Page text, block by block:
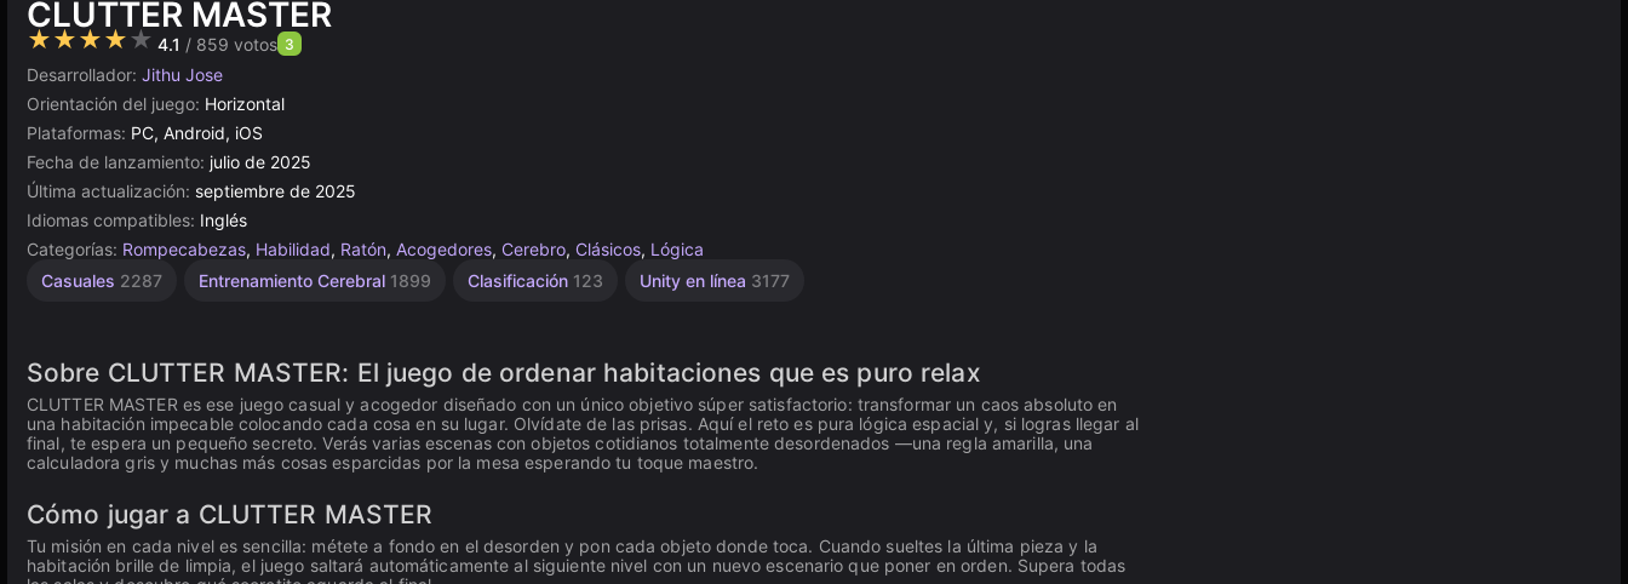
CLUTTER MASTER
★★★★★ 4.1 / 859 votos 3
Desarrollador: Jithu Jose
Orientación del juego: Horizontal
Plataformas: PC, Android, iOS
Fecha de lanzamiento: julio de 2025
Última actualización: septiembre de 2025
Idiomas compatibles: Inglés
Categorías: Rompecabezas, Habilidad, Ratón, Acogedores, Cerebro, Clásicos, Lógica
Casuales 2287 Entrenamiento Cerebral 1899 Clasificación 123 Unity en línea 3177
Sobre CLUTTER MASTER: El juego de ordenar habitaciones que es puro relax
CLUTTER MASTER es ese juego casual y acogedor diseñado con un único objetivo súper satisfactorio: transformar un caos absoluto en
una habitación impecable colocando cada cosa en su lugar. Olvídate de las prisas. Aquí el reto es pura lógica espacial y, si logras llegar al
final, te espera un pequeño secreto. Verás varias escenas con objetos cotidianos totalmente desordenados —una regla amarilla, una
calculadora gris y muchas más cosas esparcidas por la mesa esperando tu toque maestro.
Cómo jugar a CLUTTER MASTER
Tu misión en cada nivel es sencilla: métete a fondo en el desorden y pon cada objeto donde toca. Cuando sueltes la última pieza y la
habitación brille de limpia, el juego saltará automáticamente al siguiente nivel con un nuevo escenario que poner en orden. Supera todas